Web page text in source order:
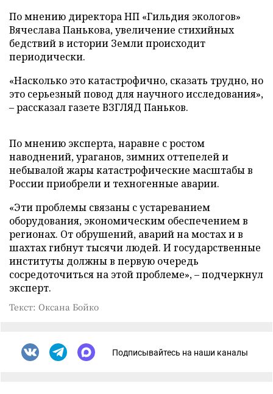
По мнению директора НП «Гильдия экологов»
Вячеслава Панькова, увеличение стихийных
бедствий в истории Земли происходит
периодически.
«Насколько это катастрофично, сказать трудно, но
это серьезный повод для научного исследования»,
– рассказал газете ВЗГЛЯД Паньков.
По мнению эксперта, наравне с ростом
наводнений, ураганов, зимних оттепелей и
небывалой жары катастрофические масштабы в
России приобрели и техногенные аварии.
«Эти проблемы связаны с устареванием
оборудования, экономическим обеспечением в
регионах. От обрушений, аварий на мостах и в
шахтах гибнут тысячи людей. И государственные
институты должны в первую очередь
сосредоточиться на этой проблеме», – подчеркнул
эксперт.
Текст: Оксана Бойко
Подписывайтесь на наши каналы